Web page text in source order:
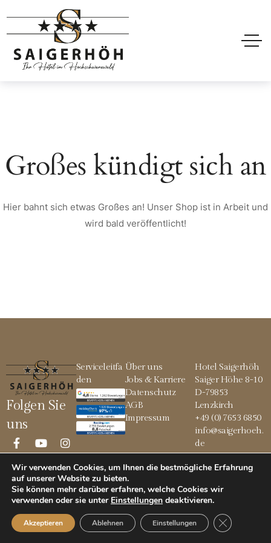
Großes kündigt sich an
Hier bahnt sich etwas Großes an! Unser Shop ist in Arbeit und
wird bald veröffentlicht!
Folgen Sie
uns
Serviceleitfa
den
Über uns
Jobs & Karriere
Datenschutz
AGB
Impressum
Hotel Saigerhöh
Saiger Höhe 8-10
D-79853
Lenzkirch
+49 (0) 7653 6850
info@saigerhoeh.
de
© 2026 Saigerhöh
Wir verwenden Cookies, um Ihnen die bestmögliche Erfahrung
auf unserer Website zu bieten.
Sie können mehr darüber erfahren, welche Cookies wir
verwenden oder sie unter Einstellungen deaktivieren.
Akzeptieren Ablehnen Einstellungen GDPR